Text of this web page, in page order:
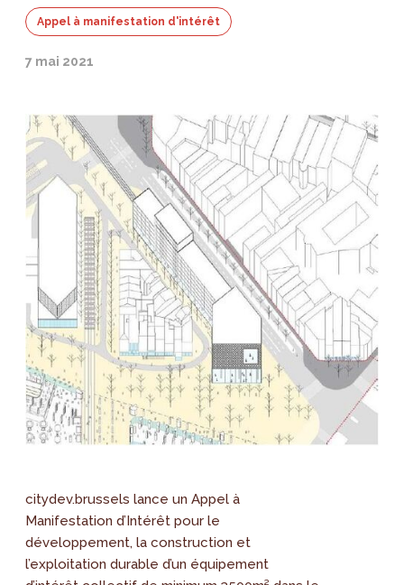
Appel à manifestation d'intérêt
7 mai 2021
citydev.brussels lance un Appel à
Manifestation d’Intérêt pour le
développement, la construction et
l’exploitation durable d’un équipement